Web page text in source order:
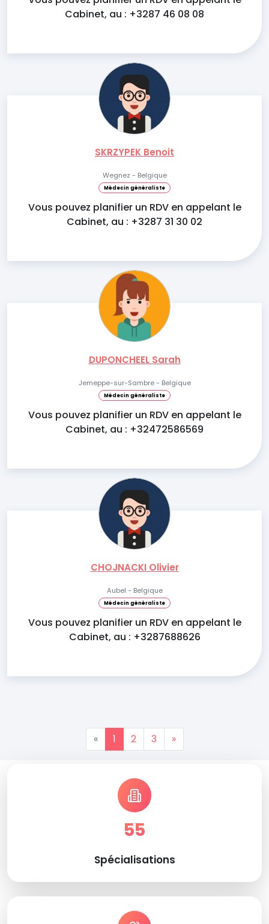
Cabinet, au : +3287 46 08 08
SKRZYPEK Benoit
Wegnez - Belgique
Médecin généraliste
Vous pouvez planifier un RDV en appelant le
Cabinet, au : +3287 31 30 02
DUPONCHEEL Sarah
Jemeppe-sur-Sambre - Belgique
Médecin généraliste
Vous pouvez planifier un RDV en appelant le
Cabinet, au : +32472586569
CHOJNACKI Olivier
Aubel - Belgique
Médecin généraliste
Vous pouvez planifier un RDV en appelant le
Cabinet, au : +3287688626
« 1 2 3 »
55
Spécialisations